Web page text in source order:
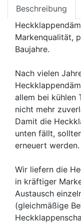
Beschreibung
Markenqualität,
Baujahre.
Nach vielen
allem bei kühlen
nicht mehr
Damit die
unten fällt,
erneuert werden.
Wir liefern die
in kräftiger
Austausch
(gleichmäßige